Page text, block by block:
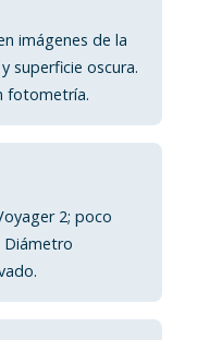
imágenes de la
superficie oscura.
fotometría.
2; poco
Diámetro